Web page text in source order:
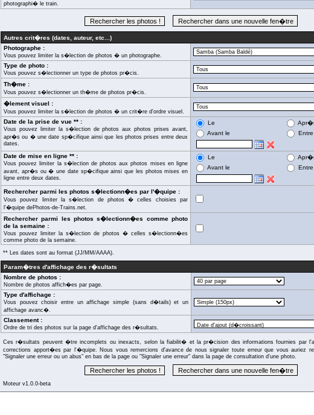
photographi� le train.
Autres crit�res (dates, auteur, etc...)
Photographe :
Vous pouvez limiter la s�lection de photos � un photographe.
Type de photo :
Vous pouvez s�lectionner un type de photos pr�cis.
Th�me :
Vous pouvez s�lectionner un th�me de photos pr�cis.
�lement visuel :
Vous pouvez limiter la s�lection de photos � un crit�re d'ordre visuel.
Date de la prise de vue ** :
Vous pouvez limiter la s�lection de photos aux photos prises avant,
apr�s ou � une date sp�cifique ainsi que les photos prises entre deux
dates.
Le
Avant le
Date de mise en ligne ** :
Vous pouvez limiter la s�lection de photos aux photos mises en ligne
avant, apr�s ou � une date sp�cifique ainsi que les photos mises en
ligne entre deux dates.
Le
Avant le
Rechercher parmi les photos s�lectionn�es par l'�quipe :
Vous pouvez limiter la s�lection de photos � celles choisies par
l'�quipe dePhotos-de-Trains.net.
Rechercher parmi les photos s�lectionn�es comme photo
de la semaine :
Vous pouvez limiter la s�lection de photos � celles s�lectionn�es
comme photo de la semaine.
** Les dates sont au format (JJ/MM/AAAA).
Param�tres d'affichage des r�sultats
Nombre de photos :
Nombre de photos affich�es par page.
Type d'affichage :
Vous pouvez choisir entre un affichage simple (sans d�tails) et un
affichage avanc�.
Classement :
Ordre de tri des photos sur la page d'affichage des r�sultats.
Ces r�sultats peuvent �tre incomplets ou inexacts, selon la fiabilit� et la pr�cision des informations fournies par
corrections apport�es par l'�quipe. Nous vous remercions d'avance de nous signaler toute erreur que vous auriez
"Signaler une erreur ou un abus" en bas de la page ou "Signaler une erreur" dans la page de consultation d'une photo.
Moteur v1.0.0-beta